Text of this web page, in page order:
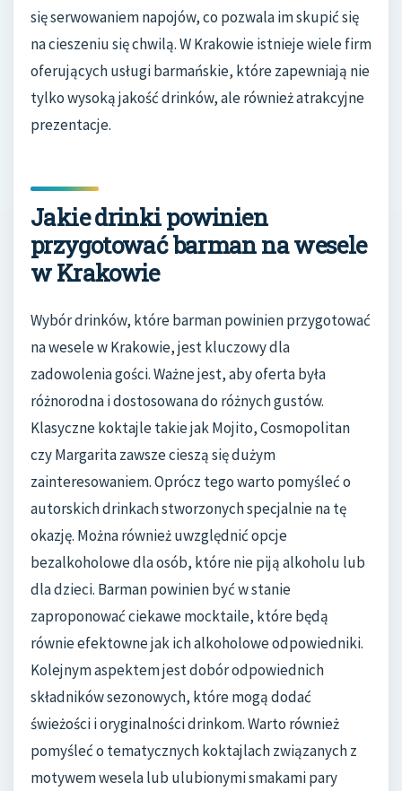
się serwowaniem napojów, co pozwala im skupić się
na cieszeniu się chwilą. W Krakowie istnieje wiele firm
oferujących usługi barmańskie, które zapewniają nie
tylko wysoką jakość drinków, ale również atrakcyjne
prezentacje.
Jakie drinki powinien
przygotować barman na wesele
w Krakowie
Wybór drinków, które barman powinien przygotować
na wesele w Krakowie, jest kluczowy dla
zadowolenia gości. Ważne jest, aby oferta była
różnorodna i dostosowana do różnych gustów.
Klasyczne koktajle takie jak Mojito, Cosmopolitan
czy Margarita zawsze cieszą się dużym
zainteresowaniem. Oprócz tego warto pomyśleć o
autorskich drinkach stworzonych specjalnie na tę
okazję. Można również uwzględnić opcje
bezalkoholowe dla osób, które nie piją alkoholu lub
dla dzieci. Barman powinien być w stanie
zaproponować ciekawe mocktaile, które będą
równie efektowne jak ich alkoholowe odpowiedniki.
Kolejnym aspektem jest dobór odpowiednich
składników sezonowych, które mogą dodać
świeżości i oryginalności drinkom. Warto również
pomyśleć o tematycznych koktajlach związanych z
motywem wesela lub ulubionymi smakami pary